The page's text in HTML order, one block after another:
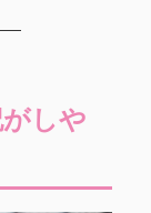
しや